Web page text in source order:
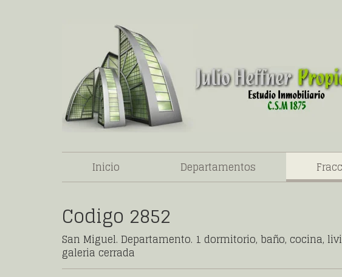
Inicio Departamentos
Codigo 2852
San Miguel. Departamento. 1 dormitorio, baño, cocina,
galeria cerrada